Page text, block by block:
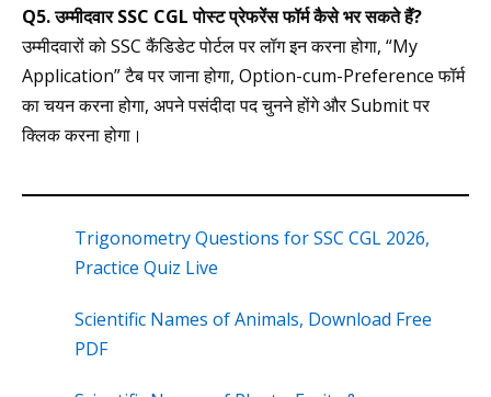
Q5. उम्मीदवार SSC CGL पोस्ट प्रेफरेंस फॉर्म कैसे भर सकते हैं?
उम्मीदवारों को SSC कैंडिडेट पोर्टल पर लॉग इन करना होगा, “My
Application” टैब पर जाना होगा, Option-cum-Preference फॉर्म
का चयन करना होगा, अपने पसंदीदा पद चुनने होंगे और Submit पर
क्लिक करना होगा।
Trigonometry Questions for SSC CGL 2026,
Practice Quiz Live
Scientific Names of Animals, Download Free
PDF